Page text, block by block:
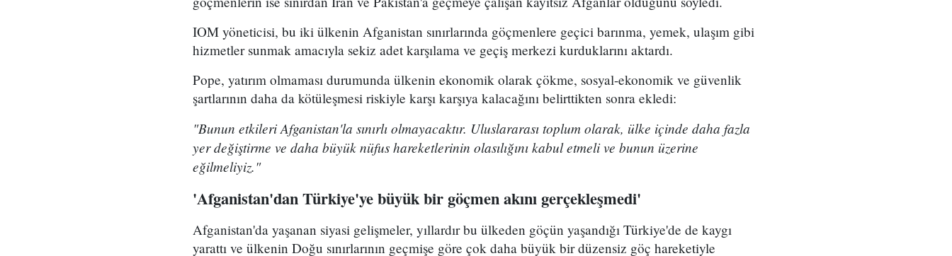
IOM yöneticisi, bu iki ülkenin Afganistan sınırlarında göçmenlere geçici barınma, yemek, ulaşım gibi
hizmetler sunmak amacıyla sekiz adet karşılama ve geçiş merkezi kurduklarını aktardı.
Pope, yatırım olmaması durumunda ülkenin ekonomik olarak çökme, sosyal-ekonomik ve güvenlik
şartlarının daha da kötüleşmesi riskiyle karşı karşıya kalacağını belirttikten sonra ekledi:
"Bunun etkileri Afganistan'la sınırlı olmayacaktır. Uluslararası toplum olarak, ülke içinde daha fazla
yer değiştirme ve daha büyük nüfus hareketlerinin olasılığını kabul etmeli ve bunun üzerine
eğilmeliyiz."
'Afganistan'dan Türkiye'ye büyük bir göçmen akını gerçekleşmedi'
Afganistan'da yaşanan siyasi gelişmeler, yıllardır bu ülkeden göçün yaşandığı Türkiye'de de kaygı
yarattı ve ülkenin Doğu sınırlarının geçmişe göre çok daha büyük bir düzensiz göç hareketiyle